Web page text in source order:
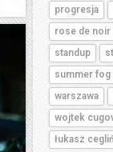
progresja
rose de noir
standup
summer fog
warszawa
wojtek
łukasz